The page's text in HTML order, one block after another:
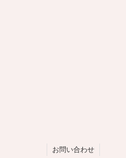
お問い合わせ